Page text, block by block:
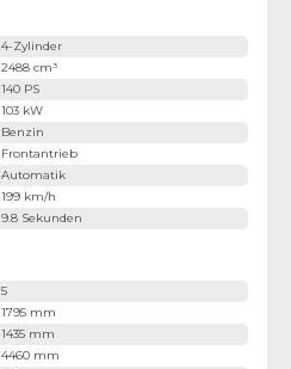
4-Zylinder
2488 cm³
140 PS
103 kW
Benzin
Frontantrieb
Automatik
199 km/h
9.8 Sekunden
5
1795 mm
1435 mm
4460 mm